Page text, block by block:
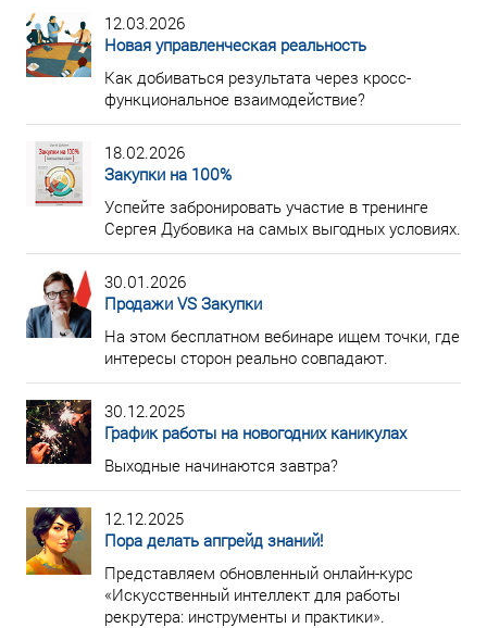
12.03.2026
Новая управленческая реальность
Как добиваться результата через кросс-
функциональное взаимодействие?
18.02.2026
Закупки на 100%
Успейте забронировать участие в тренинге
Сергея Дубовика на самых выгодных условиях.
30.01.2026
Продажи VS Закупки
На этом бесплатном вебинаре ищем точки, где
интересы сторон реально совпадают.
30.12.2025
График работы на новогодних каникулах
Выходные начинаются завтра?
12.12.2025
Пора делать апгрейд знаний!
Представляем обновленный онлайн-курс
«Искусственный интеллект для работы
рекрутера: инструменты и практики».